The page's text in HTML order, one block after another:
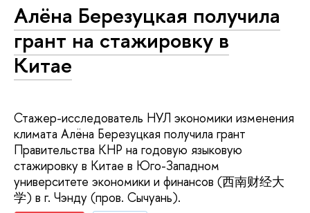
Алёна Березуцкая получила
грант на стажировку в
Китае
Стажер-исследователь НУЛ экономики изменения
климата Алёна Березуцкая получила грант
Правительства КНР на годовую языковую
стажировку в Китае в Юго-Западном
университете экономики и финансов (西南财经大
学) в г. Чэнду (пров. Сычуань).